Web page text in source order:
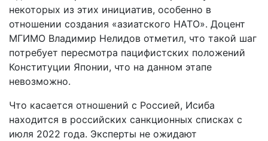
некоторых из этих инициатив, особенно в
отношении создания «азиатского НАТО». Доцент
МГИМО Владимир Нелидов отметил, что такой шаг
потребует пересмотра пацифистских положений
Конституции Японии, что на данном этапе
невозможно.
Что касается отношений с Россией, Исиба
находится в российских санкционных списках с
июля 2022 года. Эксперты не ожидают